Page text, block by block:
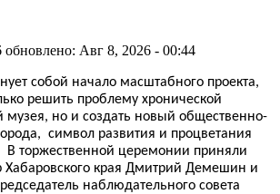
обновлено: Авг 8, 2026 - 00:44
собой начало масштабного проекта,
решить проблему хронической
музея, но и создать новый общественно-
символ развития и процветания
В торжественной церемонии приняли
Хабаровского края Дмитрий Демешин и
наблюдательного совета